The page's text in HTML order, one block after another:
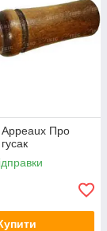
Про